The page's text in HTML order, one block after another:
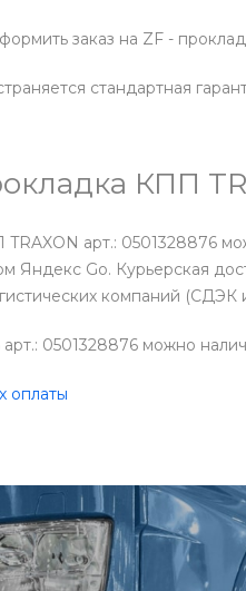
заказ на ZF -
стандартная
КПП
арт.: 0501328876
Яндекс Go. Курьерская
компаний (СДЭК
0501328876 можно
оплаты